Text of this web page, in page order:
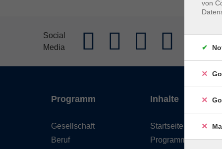
Social
Media
AGB
Programm
Gesellschaft
Beruf
Inhalte
Startseite
Programm
von